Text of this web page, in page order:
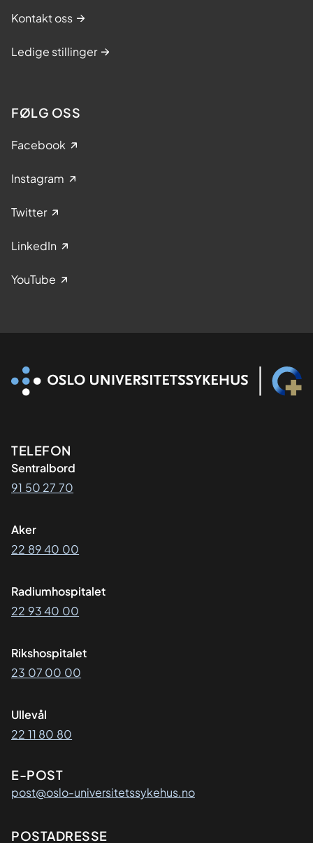
Kontakt oss
Ledige stillinger
FØLG OSS
Facebook
Instagram
Twitter
LinkedIn
YouTube
Kontaktinformasjon
TELEFON
Sentralbord
91 50 27 70
Aker
22 89 40 00
Radiumhospitalet
22 93 40 00
Rikshospitalet
23 07 00 00
Ullevål
22 11 80 80
E-POST
post@oslo-universitetssykehus.no
POSTADRESSE